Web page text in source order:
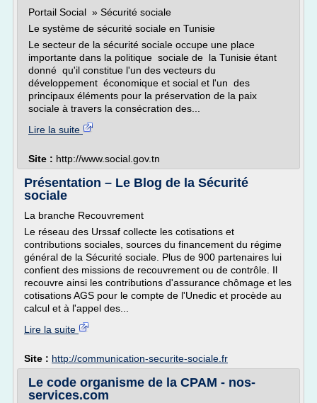
Portail Social » Sécurité sociale
Le système de sécurité sociale en Tunisie
Le secteur de la sécurité sociale occupe une place
importante dans la politique sociale de la Tunisie étant
donné qu'il constitue l'un des vecteurs du
développement économique et social et l'un des
principaux éléments pour la préservation de la paix
sociale à travers la consécration des...
Lire la suite
Site : http://www.social.gov.tn
Présentation – Le Blog de la Sécurité
sociale
La branche Recouvrement
Le réseau des Urssaf collecte les cotisations et
contributions sociales, sources du financement du régime
général de la Sécurité sociale. Plus de 900 partenaires lui
confient des missions de recouvrement ou de contrôle. Il
recouvre ainsi les contributions d'assurance chômage et les
cotisations AGS pour le compte de l'Unedic et procède au
calcul et à l'appel des...
Lire la suite
Site : http://communication-securite-sociale.fr
Le code organisme de la CPAM - nos-
services.com